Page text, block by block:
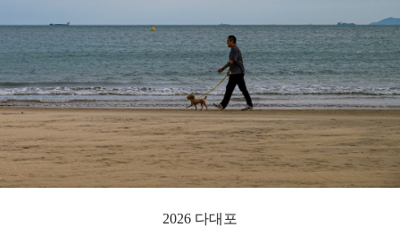
2026 다대포